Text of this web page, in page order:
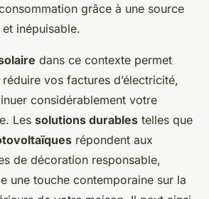
grâce à une source
et inépuisable.
dans ce contexte permet
vos factures d’électricité,
considérablement votre
Les solutions durables telles que
répondent aux
de décoration responsable,
une touche contemporaine sur la